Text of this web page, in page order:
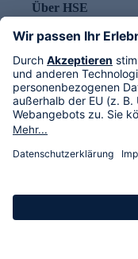
Über HSE
Im TV
HSE International